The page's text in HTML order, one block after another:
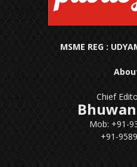
MSME REG :
Chief
Mob: +91-
+91-